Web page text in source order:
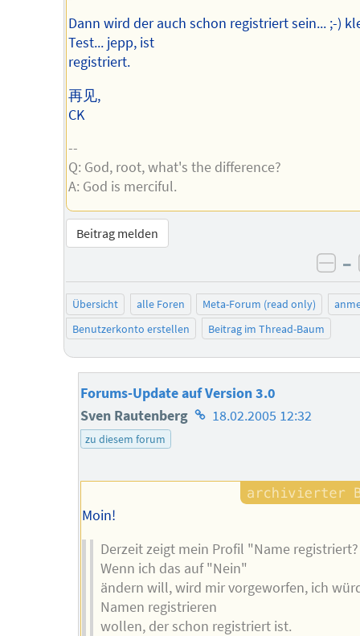
Dann wird der auch schon registriert sein... ;-)
Test... jepp, ist
registriert.
再见,
CK
--
Q: God, root, what's the difference?
A: God is merciful.
Beitrag melden
–
Übersicht alle Foren Meta-Forum (read only)
Benutzerkonto erstellen
Beitrag im Thread-Baum
Forums-Update auf Version 3.0
Sven Rautenberg Homepage
18.02.2005 12:32
zu diesem forum
Moin!
Derzeit zeigt mein Profil "Name
Wenn ich das auf "Nein"
ändern will, wird mir vorgeworfen, ich
Namen registrieren
wollen, der schon registriert ist.